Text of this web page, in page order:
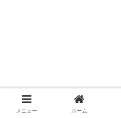
メニュー ホーム